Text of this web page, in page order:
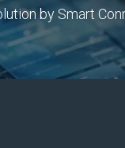
by Smart